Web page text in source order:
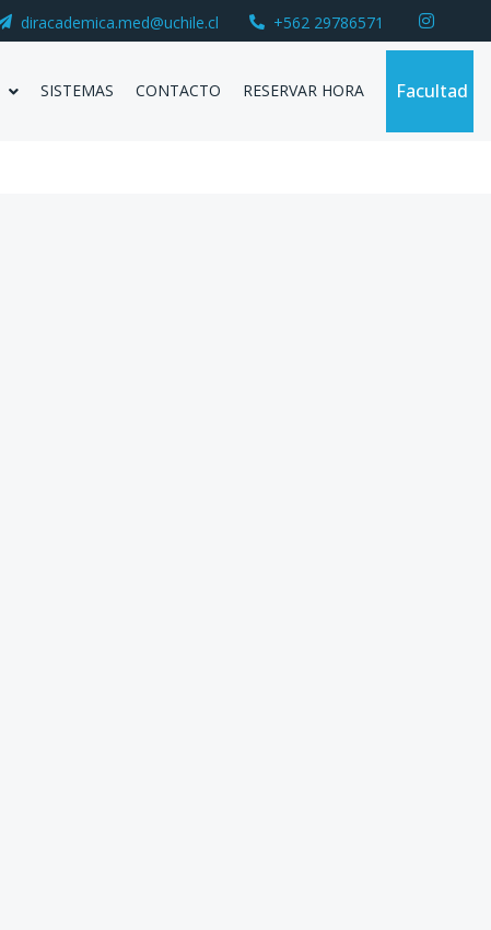
diracademica.med@uchile.cl +562 29786571
SISTEMAS CONTACTO RESERVAR HORA Facultad